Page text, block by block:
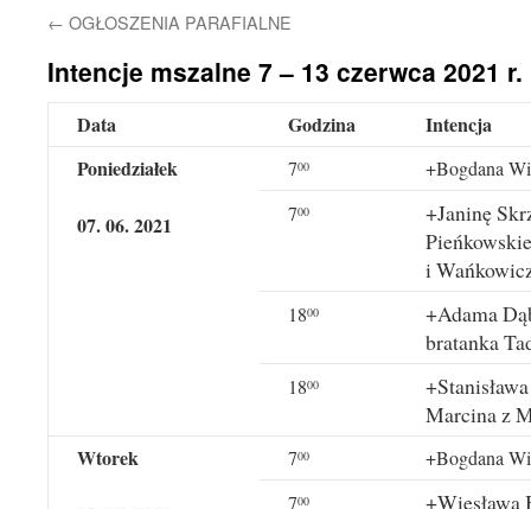
← OGŁOSZENIA PARAFIALNE
Intencje mszalne 7 – 13 czerwca 2021 r.
Data Godzina
Intencja
Poniedziałek
07. 06. 2021
700
+Bogdana
700
+Janinę
i
1800
+Adama
bratanka
1800
Marcina z
Wtorek 700
+Bogdana
700
+Wiesława